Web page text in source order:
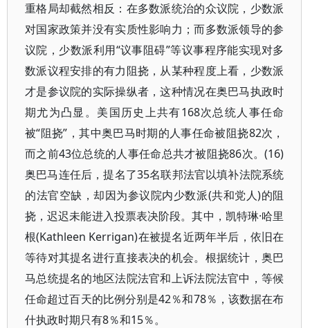
重格局却截然相反：在多数派统治的众议院，少数派
对国家政策并没有实质性影响力；而多数派领导的参
议院，少数派利用“议事阻碍”等议事程序能实现对多
数派议程安排的有力阻挠，从某种程度上看，少数派
才是参议院的实际操纵者，这种情况在奥巴马执政时
期尤为凸显。美国历史上共有168次总统人事任命
被“阻挠”，其中奥巴马时期的人事任命被阻挠82次，
而之前43位总统的人事任命总共才被阻挠86次。(16)
奥巴马连任后，提名了35名联邦法官以填补法院系统
的法官空缺，却因为参议院内少数派(共和党人)的阻
挠，迟迟未能进入投票表决阶段。其中，凯特琳·哈里
根(Kathleen Kerrigan)在被提名近两年半后，依旧在
等待对其提名进行直接表决的机会。根据统计，奥巴
马总统提名的地区法院法官和上诉法院法官中，等候
任命超过百天的比例分别是42％和78％，该数据在布
什执政时期只有8％和15％。